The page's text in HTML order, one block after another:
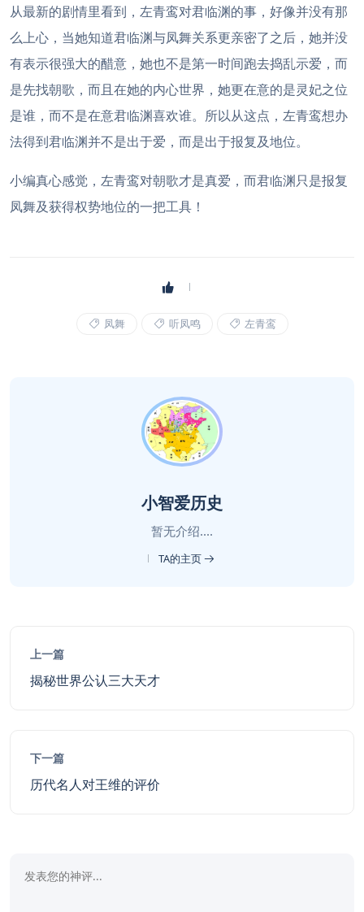
从最新的剧情里看到，左青鸾对君临渊的事，好像并没有那
么上心，当她知道君临渊与凤舞关系更亲密了之后，她并没
有表示很强大的醋意，她也不是第一时间跑去捣乱示爱，而
是先找朝歌，而且在她的内心世界，她更在意的是灵妃之位
是谁，而不是在意君临渊喜欢谁。所以从这点，左青鸾想办
法得到君临渊并不是出于爱，而是出于报复及地位。
小编真心感觉，左青鸾对朝歌才是真爱，而君临渊只是报复
凤舞及获得权势地位的一把工具！
凤舞 听凤鸣 左青鸾
小智爱历史
暂无介绍....
TA的主页
上一篇
揭秘世界公认三大天才
下一篇
历代名人对王维的评价